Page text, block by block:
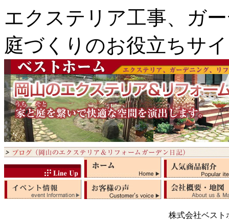
エクステリア工事、ガ
庭づくりのお役立ちサ
株式会社ベスト